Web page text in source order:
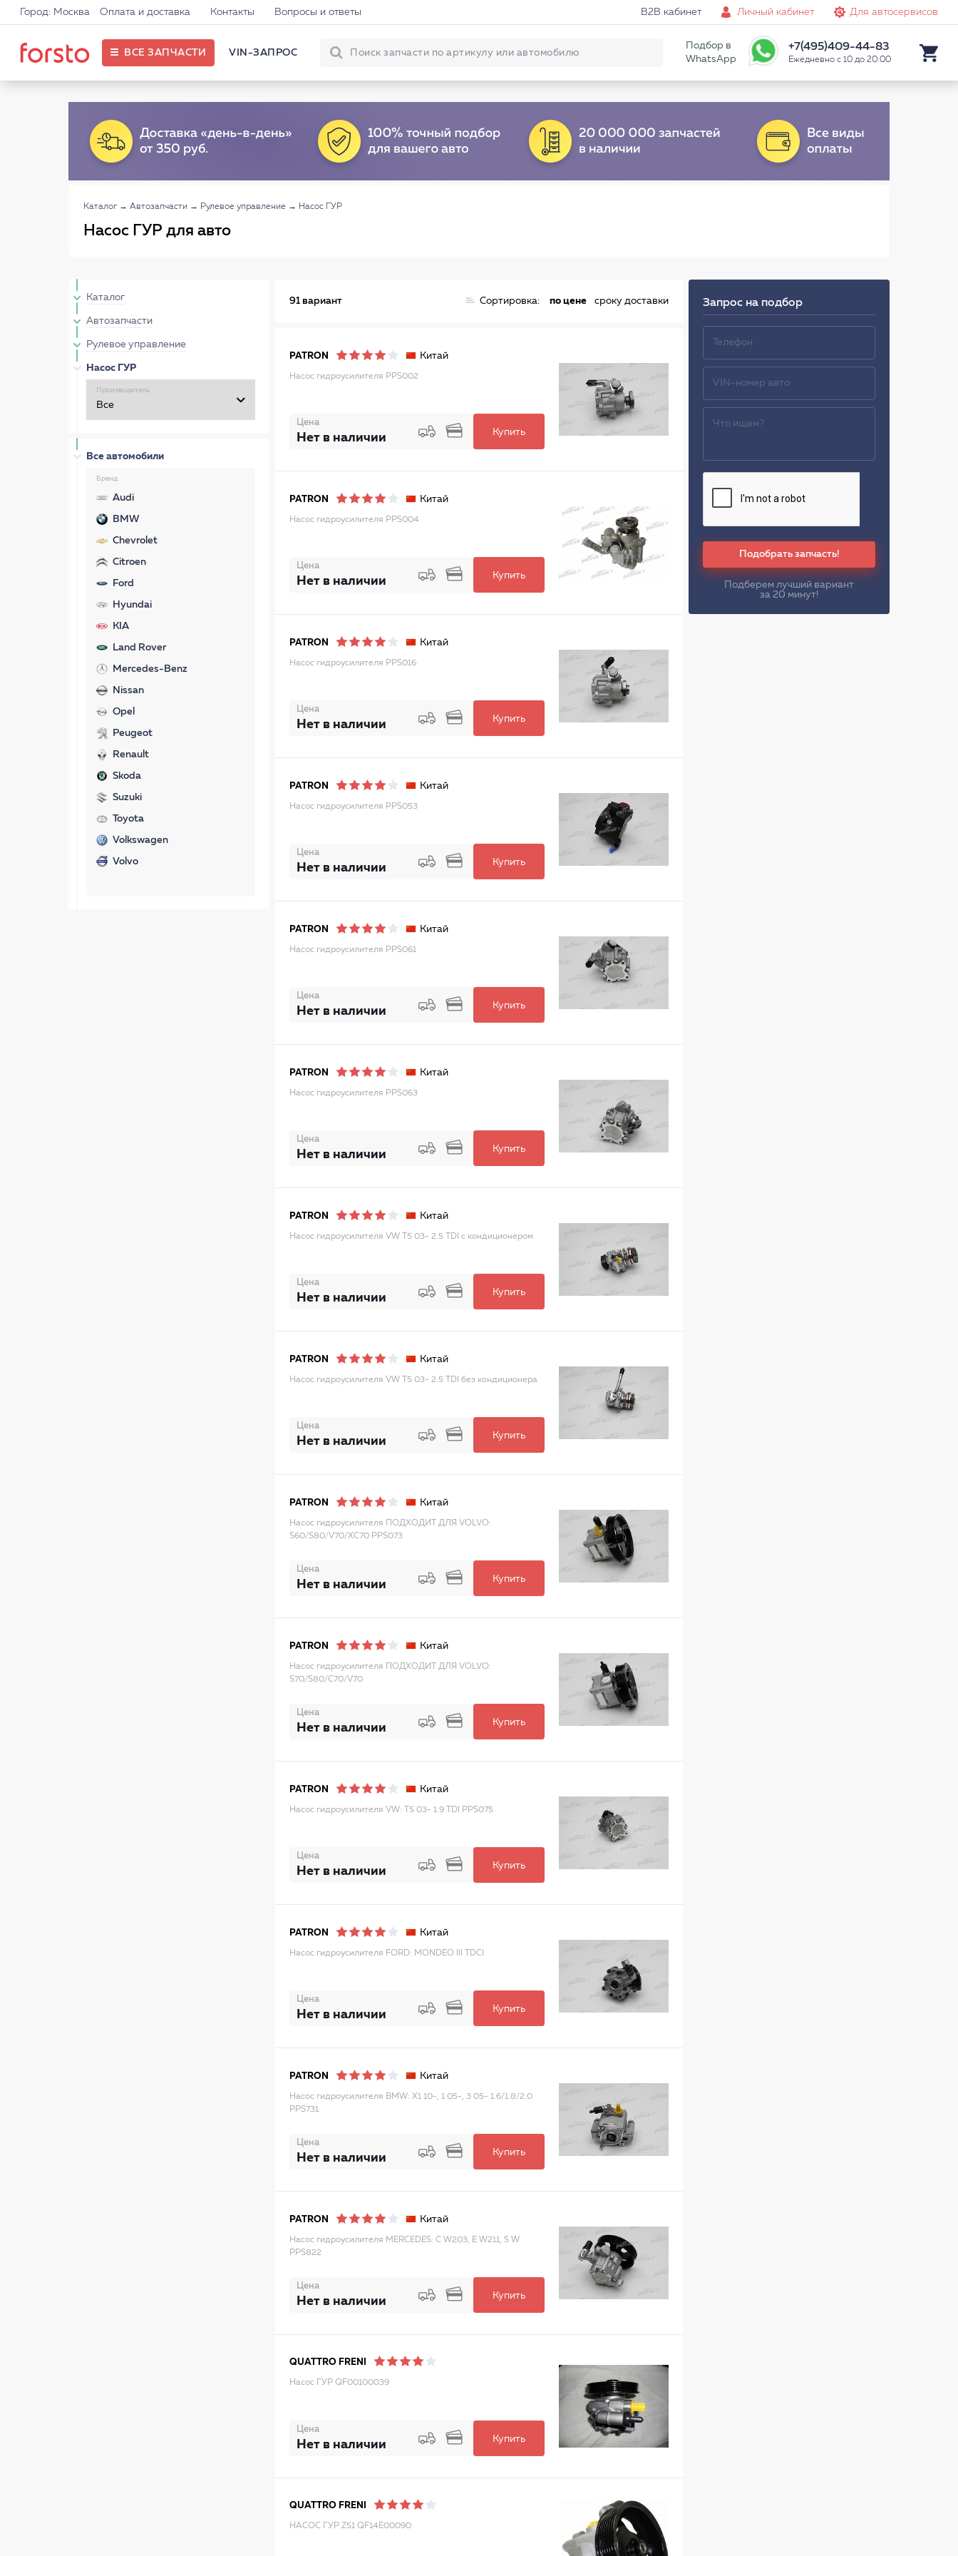
Город: Москва Оплата и доставка Контакты Вопросы и ответы B2B кабинет Личный кабинет Для автосервисов
ВСЕ ЗАПЧАСТИ VIN-ЗАПРОС
Подбор в
WhatsApp
+7(495)409-44-83
Ежедневно с 10 до 20:00
Каталог → Автозапчасти → Рулевое управление → Насос ГУР
Насос ГУР для авто
Каталог
Автозапчасти
Рулевое управление
Насос ГУР
Производитель
Все автомобили
Бренд
Audi
BMW
Chevrolet
Citroen
Ford
Hyundai
KIA
Land Rover
Mercedes-Benz
Nissan
Opel
Peugeot
Renault
Skoda
Suzuki
Toyota
Volkswagen
Volvo
91 вариант Сортировка: по цене сроку доставки
PATRON Китай
Насос гидроусилителя PPS002
Цена
Нет в наличии Купить
PATRON Китай
Насос гидроусилителя PPS004
Цена
Нет в наличии Купить
PATRON Китай
Насос гидроусилителя PPS016
Цена
Нет в наличии Купить
PATRON Китай
Насос гидроусилителя PPS053
Цена
Нет в наличии Купить
PATRON Китай
Насос гидроусилителя PPS061
Цена
Нет в наличии Купить
PATRON Китай
Насос гидроусилителя PPS063
Цена
Нет в наличии Купить
PATRON Китай
Насос гидроусилителя VW T5 03- 2.5 TDI с кондиционером
Цена
Нет в наличии Купить
PATRON Китай
Насос гидроусилителя VW T5 03- 2.5 TDI без кондиционера
Цена
Нет в наличии Купить
PATRON Китай
Насос гидроусилителя ПОДХОДИТ ДЛЯ VOLVO:
S60/S80/V70/XC70 PPS073
Цена
Нет в наличии Купить
PATRON Китай
Насос гидроусилителя ПОДХОДИТ ДЛЯ VOLVO:
S70/S80/C70/V70
Цена
Нет в наличии Купить
PATRON Китай
Насос гидроусилителя VW: T5 03- 1.9 TDI PPS075
Цена
Нет в наличии Купить
PATRON Китай
Насос гидроусилителя FORD: MONDEO III TDCI
Цена
Нет в наличии Купить
PATRON Китай
Насос гидроусилителя BMW: X1 10-, 1 05-, 3 05- 1.6/1.8/2.0
PPS731
Цена
Нет в наличии Купить
PATRON Китай
Насос гидроусилителя MERCEDES: C W203, E W211, S W
PPS822
Цена
Нет в наличии Купить
QUATTRO FRENI
Насос ГУР QF00100039
Цена
Нет в наличии Купить
QUATTRO FRENI
НАСОС ГУР Z51 QF14E00090
Запрос на подбор
Подобрать запчасть!
Подберем лучший вариант
за 20 минут!